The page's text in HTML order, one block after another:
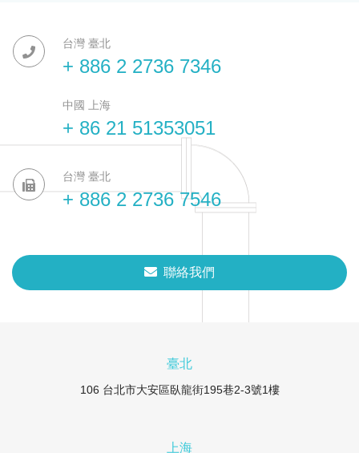
台灣 臺北
+ 886 2 2736 7346
中國 上海
+ 86 21 51353051
台灣 臺北
+ 886 2 2736 7546
聯絡我們
臺北
106 台北市大安區臥龍街195巷2-3號1樓
上海